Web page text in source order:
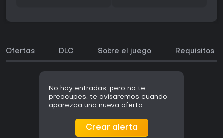
Ofertas DLC Sobre el juego Requisitos
No hay entradas, pero no te
preocupes: te avisaremos cuando
aparezca una nueva oferta.
Crear alerta